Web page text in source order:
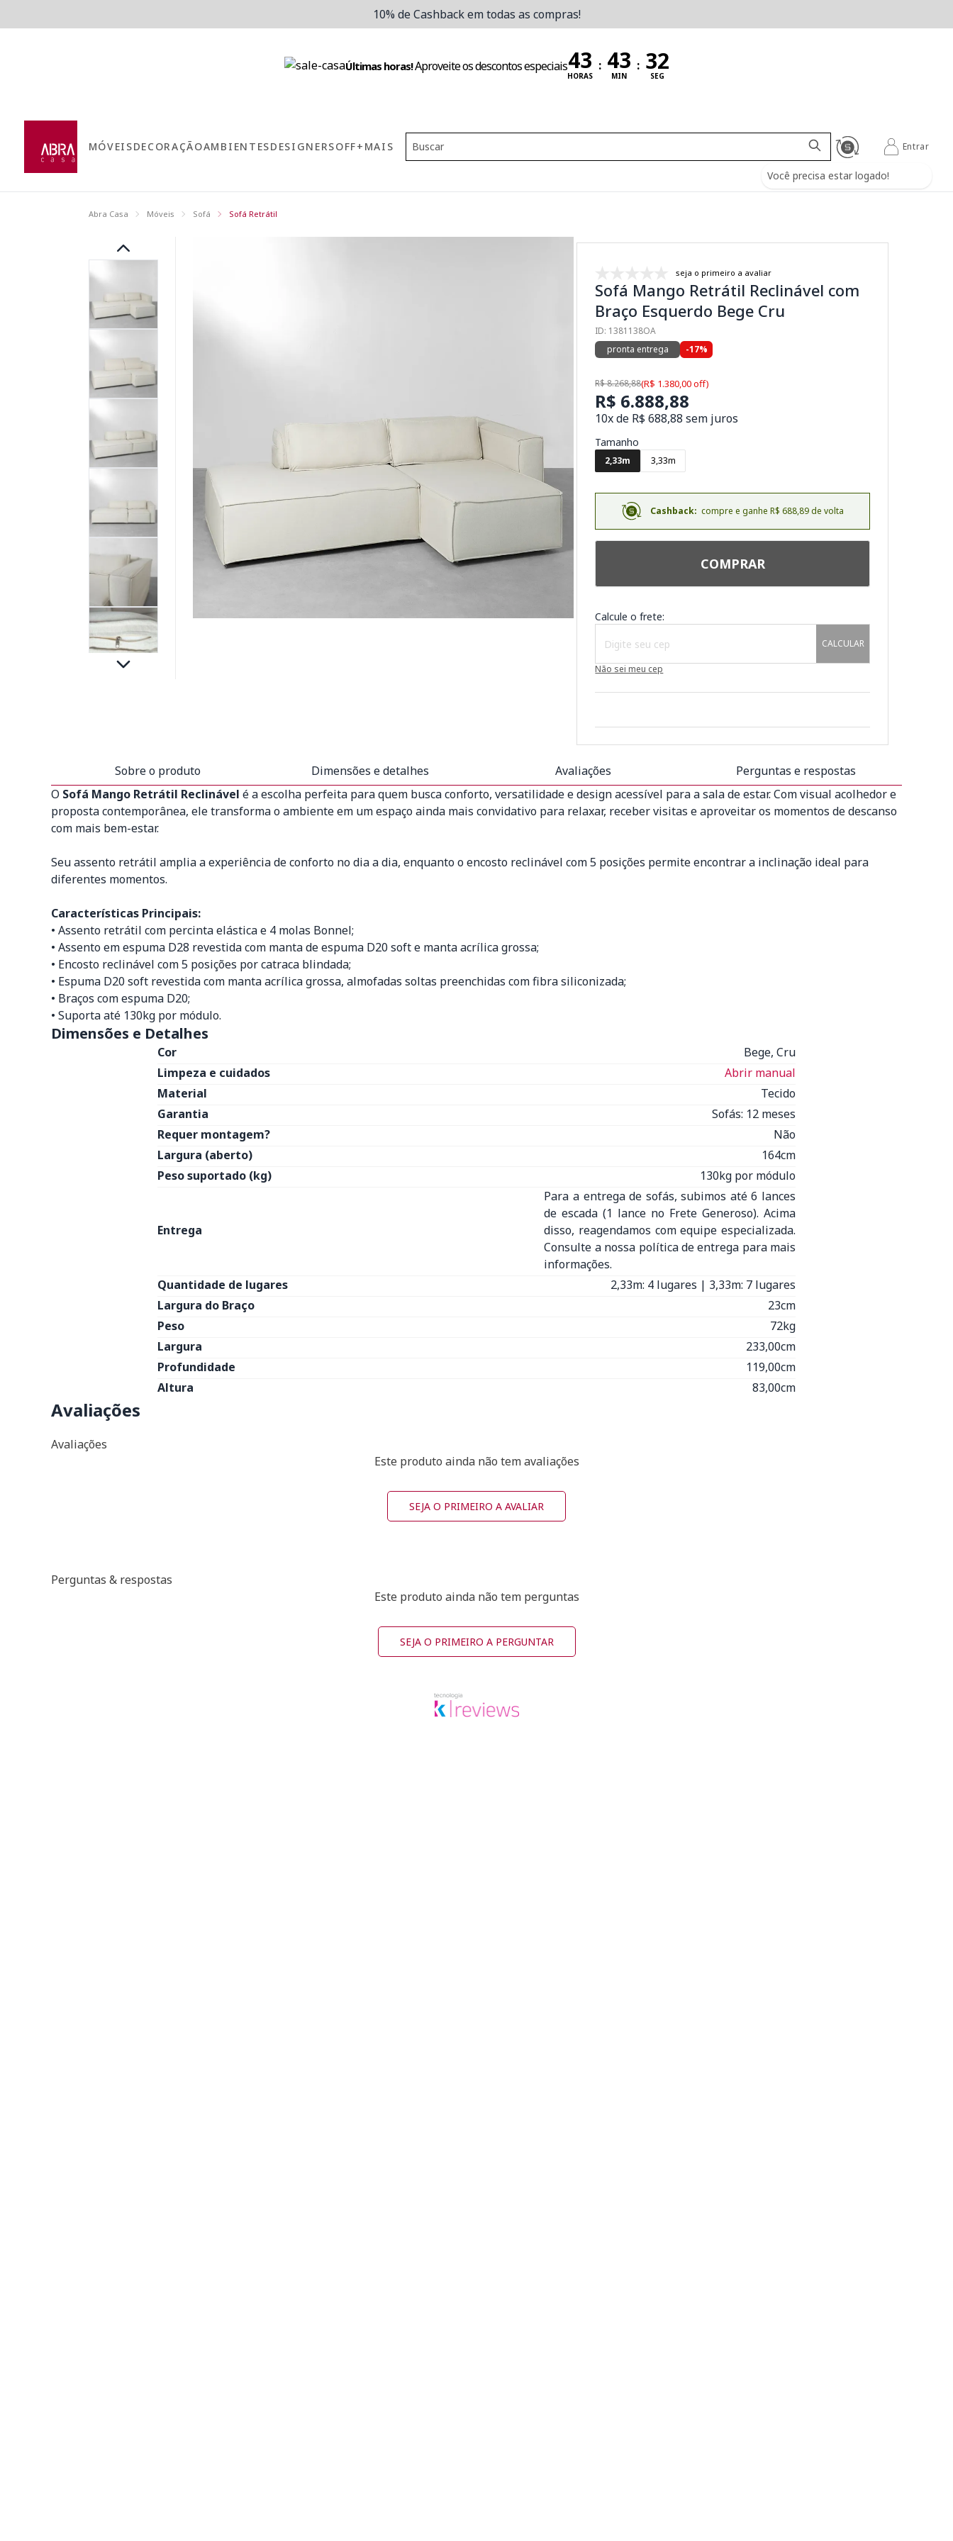
10% de Cashback em todas as compras!
Últimas horas!Aproveite os descontos especiais
HORAS
:
MIN
:
SEG
MÓVEISDECORAÇÃOAMBIENTESDESIGNERSOFF+MAIS
Você precisa estar logado!
Entrar
Abra Casa Móveis Sofá Sofá Retrátil
seja o primeiro a avaliar
Sofá Mango Retrátil Reclinável com
Braço Esquerdo Bege Cru
ID: 1381138OA
pronta entrega
-17%
R$ 8.268,88(R$ 1.380,00 off)
R$ 6.888,88
10x de R$ 688,88 sem juros
Tamanho
2,33m 3,33m
Cashback: compre e ganhe R$ 688,89 de volta
COMPRAR
Calcule o frete:
CALCULAR
Não sei meu cep
Sobre o produto Dimensões e detalhes Avaliações
Perguntas e respostas
O Sofá Mango Retrátil Reclinável é a escolha perfeita para quem busca conforto, versatilidade e design acessível para a sala de estar. Com visual acolhedor e
proposta contemporânea, ele transforma o ambiente em um espaço ainda mais convidativo para relaxar, receber visitas e aproveitar os momentos de descanso
com mais bem-estar.
Seu assento retrátil amplia a experiência de conforto no dia a dia, enquanto o encosto reclinável com 5 posições permite encontrar a inclinação ideal para
diferentes momentos.
Características Principais:
• Assento retrátil com percinta elástica e 4 molas Bonnel;
• Assento em espuma D28 revestida com manta de espuma D20 soft e manta acrílica grossa;
• Encosto reclinável com 5 posições por catraca blindada;
• Espuma D20 soft revestida com manta acrílica grossa, almofadas soltas preenchidas com fibra siliconizada;
• Braços com espuma D20;
• Suporta até 130kg por módulo.
Dimensões e Detalhes
Cor
Bege, Cru
Limpeza e cuidados
Abrir manual
Material
Tecido
Garantia
Sofás: 12 meses
Requer montagem?
Não
Largura (aberto)
164cm
Peso suportado (kg)
130kg por módulo
Entrega
Para a entrega de sofás, subimos até 6 lances
de escada (1 lance no Frete Generoso). Acima
disso, reagendamos com equipe especializada.
Consulte a nossa política de entrega para mais
informações.
Quantidade de lugares
2,33m: 4 lugares | 3,33m: 7 lugares
Largura do Braço
23cm
Peso
72kg
Largura
233,00cm
Profundidade
119,00cm
Altura
83,00cm
Avaliações
Avaliações
Este produto ainda não tem avaliações
SEJA O PRIMEIRO A AVALIAR
Perguntas & respostas
Este produto ainda não tem perguntas
SEJA O PRIMEIRO A PERGUNTAR